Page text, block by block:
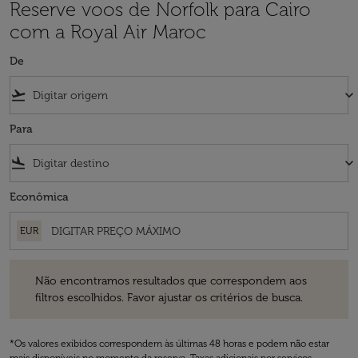
Reserve voos de Norfolk para Cairo
com a Royal Air Maroc
De
flight_takeoff keyboard_arrow_down
Para
flight_land keyboard_arrow_down
Econômica
EUR
Não encontramos resultados que correspondem aos
filtros escolhidos. Favor ajustar os critérios de busca.
*Os valores exibidos correspondem às últimas 48 horas e podem não estar